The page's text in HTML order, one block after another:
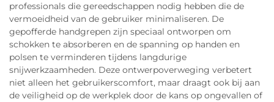
professionals die gereedschappen nodig hebben die de
vermoeidheid van de gebruiker minimaliseren. De
gepofferde handgrepen zijn speciaal ontworpen om
schokken te absorberen en de spanning op handen en
polsen te verminderen tijdens langdurige
snijwerkzaamheden. Deze ontwerpoverweging verbetert
niet alleen het gebruikerscomfort, maar draagt ook bij aan
de veiligheid op de werkplek door de kans op ongevallen of